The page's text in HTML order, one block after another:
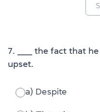
7. ______ the fact that
upset.
a) Despite